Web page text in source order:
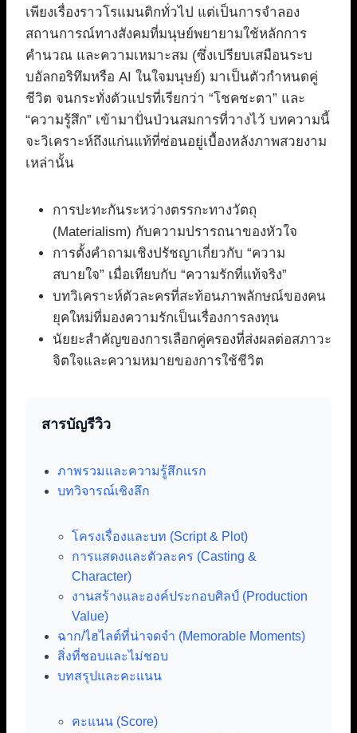
เพียงเรื่องราวโรแมนติกทั่วไป แต่เป็นการจำลอง
สถานการณ์ทางสังคมที่มนุษย์พยายามใช้หลักการ
คำนวณ และความเหมาะสม (ซึ่งเปรียบเสมือนระบ
บอัลกอริทึมหรือ AI ในใจมนุษย์) มาเป็นตัวกำหนดคู่
ชีวิต จนกระทั่งตัวแปรที่เรียกว่า “โชคชะตา” และ
“ความรู้สึก” เข้ามาปั่นป่วนสมการที่วางไว้ บทความนี้
จะวิเคราะห์ถึงแก่นแท้ที่ซ่อนอยู่เบื้องหลังภาพสวยงาม
เหล่านั้น
การปะทะกันระหว่างตรรกะทางวัตถุ
(Materialism) กับความปรารถนาของหัวใจ
การตั้งคำถามเชิงปรัชญาเกี่ยวกับ “ความ
สบายใจ” เมื่อเทียบกับ “ความรักที่แท้จริง”
บทวิเคราะห์ตัวละครที่สะท้อนภาพลักษณ์ของคน
ยุคใหม่ที่มองความรักเป็นเรื่องการลงทุน
นัยยะสำคัญของการเลือกคู่ครองที่ส่งผลต่อสภาวะ
จิตใจและความหมายของการใช้ชีวิต
สารบัญรีวิว
ภาพรวมและความรู้สึกแรก
บทวิจารณ์เชิงลึก
โครงเรื่องและบท (Script & Plot)
การแสดงและตัวละคร (Casting &
Character)
งานสร้างและองค์ประกอบศิลป์ (Production
Value)
ฉาก/ไฮไลต์ที่น่าจดจำ (Memorable Moments)
สิ่งที่ชอบและไม่ชอบ
บทสรุปและคะแนน
คะแนน (Score)